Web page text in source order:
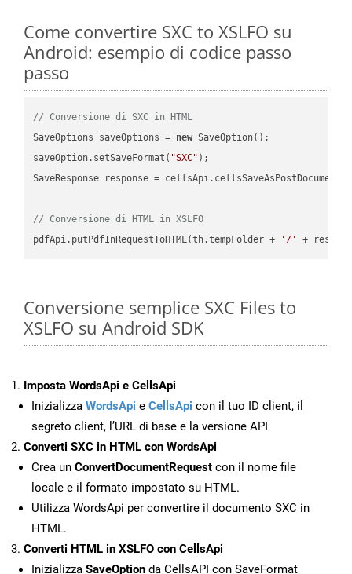
Come convertire SXC to XSLFO su
Android: esempio di codice passo
passo
// Conversione di SXC in HTML
SaveOptions saveOptions = new SaveOption();
saveOption.setSaveFormat( "SXC" );
SaveResponse response =
// Conversione di HTML in XSLFO
pdfApi.putPdfInRequestToHTML(th.tempFolder +
'/' +
Conversione semplice SXC Files to
XSLFO su Android SDK
Imposta WordsApi e CellsApi
Inizializza WordsApi e CellsApi con il tuo ID client, il
segreto client, l’URL di base e la versione API
Converti SXC in HTML con WordsApi
Crea un ConvertDocumentRequest con il nome file
locale e il formato impostato su HTML.
Utilizza WordsApi per convertire il documento SXC in
HTML.
Converti HTML in XSLFO con CellsApi
Inizializza SaveOption da CellsAPI con SaveFormat